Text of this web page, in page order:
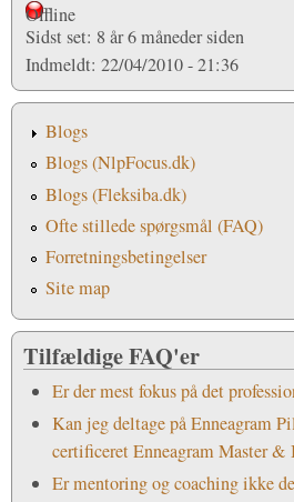
Offline
Sidst set: 8 år 6 måneder siden
Indmeldt: 22/04/2010 - 21:36
Blogs
Blogs (NlpFocus.dk)
Blogs (Fleksiba.dk)
Ofte stillede spørgsmål (FAQ)
Forretningsbetingelser
Site map
Tilfældige FAQ'er
Er der mest fokus på det
Kan jeg deltage på Enneagram
certificeret Enneagram Master &
Er mentoring og coaching ikke